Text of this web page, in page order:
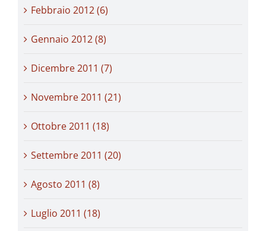
Febbraio 2012 (6)
Gennaio 2012 (8)
Dicembre 2011 (7)
Novembre 2011 (21)
Ottobre 2011 (18)
Settembre 2011 (20)
Agosto 2011 (8)
Luglio 2011 (18)